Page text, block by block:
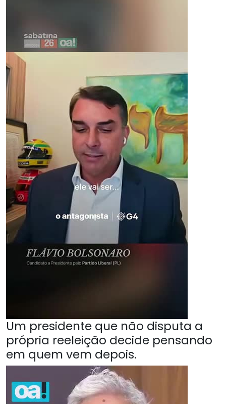
Um presidente que não disputa a
própria reeleição decide pensando
em quem vem depois.